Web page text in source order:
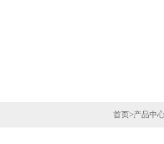
首页>产品中